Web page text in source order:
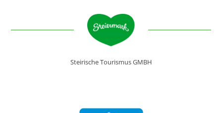
Steirische Tourismus GMBH